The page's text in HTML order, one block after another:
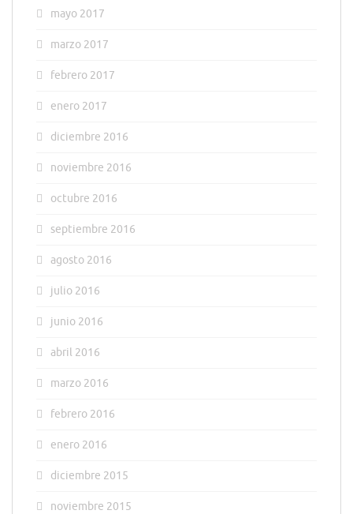
mayo 2017
marzo 2017
febrero 2017
enero 2017
diciembre 2016
noviembre 2016
octubre 2016
septiembre 2016
agosto 2016
julio 2016
junio 2016
abril 2016
marzo 2016
febrero 2016
enero 2016
diciembre 2015
noviembre 2015